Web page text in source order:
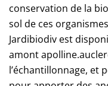
conservation de la
sol de ces
Jardibiodiv est
amont
l’échantillonnage, et